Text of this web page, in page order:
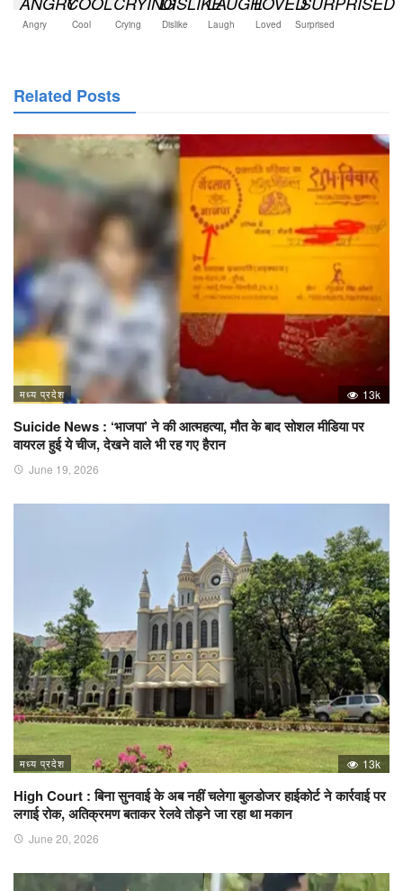
Angry Cool Crying Dislike Laugh Loved Surprised
Related Posts
मध्य प्रदेश 13k
Suicide News : ‘भाजपा’ ने की आत्महत्या, मौत के बाद सोशल मीडिया पर
वायरल हुई ये चीज, देखने वाले भी रह गए हैरान
June 19, 2026
मध्य प्रदेश 13k
High Court : बिना सुनवाई के अब नहीं चलेगा बुलडोजर हाईकोर्ट ने कार्रवाई पर
लगाई रोक, अतिक्रमण बताकर रेलवे तोड़ने जा रहा था मकान
June 20, 2026